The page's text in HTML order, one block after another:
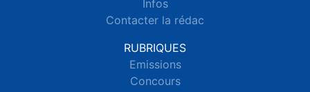
Infos
Contacter la rédac
RUBRIQUES
Emissions
Concours